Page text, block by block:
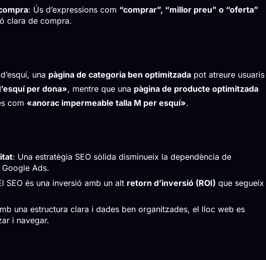
: Ús d’expressions com “comprar”, “millor preu” o “oferta”
clara de compra.
una pàgina de categoria ben optimitzada pot atreure usuaris
per dona», mentre que una pàgina de producte optimitzada
com «anorac impermeable talla M per esquí».
: Una estratègia SEO sòlida disminueix la dependència de
Ads.
SEO és una inversió amb un alt retorn d’inversió (ROI) que segueix
una estructura clara i dades ben organitzades, el lloc web es
i navegar.